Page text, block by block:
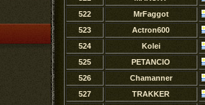
522
MrFaggot
523
Actron600
524
Kolei
525
PETANCIO
526
Chamanner
527
TRAKKER